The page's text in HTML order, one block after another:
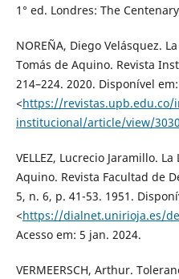
1° ed. Londres: The
NOREÑA, Diego Velásquez.
Tomás de Aquino. Revista
214–224. 2020. Disponível em:
<https://revistas.upb.edu.co/
institucional/article/view/3030
VELLEZ, Lucrecio Jaramillo.
Aquino. Revista Facultad de
5, n. 6, p. 41-53. 1951.
<https://dialnet.unirioja.es/
Acesso em: 5 jan. 2024.
VERMEERSCH, Arthur.